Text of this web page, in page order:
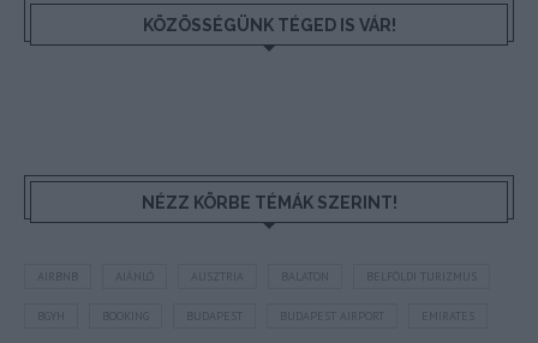
KÖZÖSSÉGÜNK TÉGED IS VÁR!
NÉZZ KÖRBE TÉMÁK SZERINT!
AUSZTRIA BALATON BELFÖLDI TURIZMUS
BUDAPEST BUDAPEST AIRPORT EMIRATES